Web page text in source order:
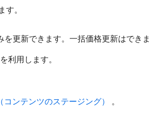
。
更新できます。一括価格更新はできま
利用します。
ンテンツのステージング） 。